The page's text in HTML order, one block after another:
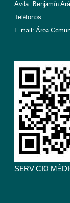
Avda. Benjamín
Teléfonos
E-mail: Área
SERVICIO